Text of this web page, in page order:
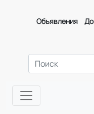
Объявления